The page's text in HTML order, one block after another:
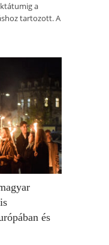
a
tartozott. A
és